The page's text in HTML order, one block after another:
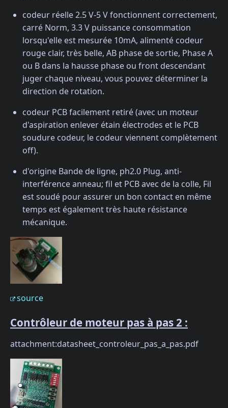
codeur réelle 2.5 V-5 V fonctionnent correctement,
carré Norm, 3.3 V puissance consommation
lorsqu'elle est mesurée 10mA, alimenté codeur
rouge clair, très belle, AB phase de sortie, Phase A
ou B dans la hausse phase ou front descendant
juger chaque niveau, vous pouvez déterminer la
direction de rotation.
codeur PCB facilement retiré (avec un moteur
d'aspiration enlever étain électrodes et le PCB
soudure codeur, le codeur viennent complètement
off).
d'origine Bande de ligne, ph2.0 Plug, anti-
interférence anneau; fil et PCB avec de la colle, Fil
est soudé pour assurer un bon contact en même
temps est également très haute résistance
mécanique.
source
Contrôleur de moteur pas à pas 2 :
attachment:datasheet_controleur_pas_a_pas.pdf